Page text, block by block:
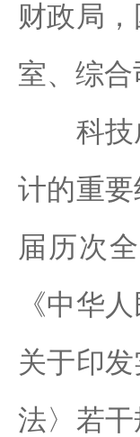
财政局
室、综合
科技成
计的重
届历次
《中华
关于印
法〉若